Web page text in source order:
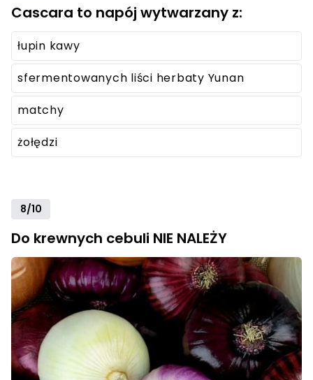
Cascara to napój wytwarzany z:
łupin kawy
sfermentowanych liści herbaty Yunan
matchy
żołędzi
8/10
Do krewnych cebuli NIE NALEŻY